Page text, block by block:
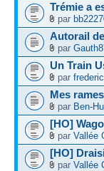
Trémie a
par
Autorail
par
Un Train
par frederic
Mes
par Ben-
[HO]
par Vallée
[HO]
par Vallée